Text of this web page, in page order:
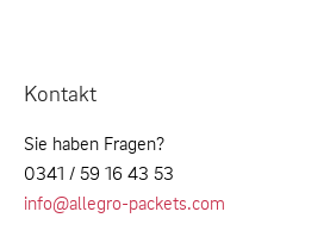
Kontakt
Sie haben Fragen?
0341 / 59 16 43 53
info@allegro-packets.com